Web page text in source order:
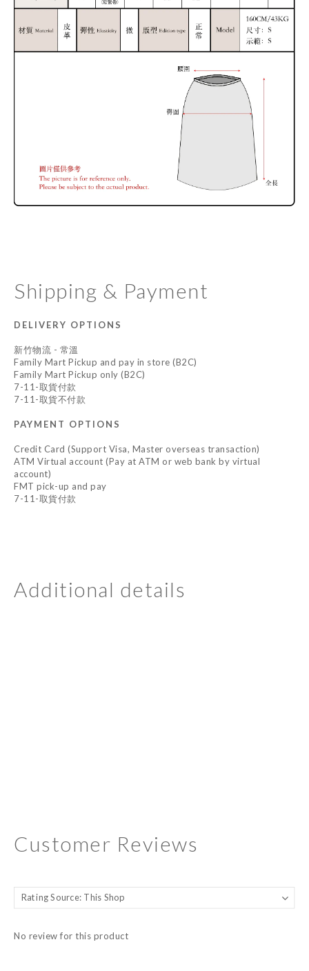
Shipping & Payment
DELIVERY OPTIONS
新竹物流 - 常溫
Family Mart Pickup and pay in store (B2C)
Family Mart Pickup only (B2C)
7-11-取貨付款
7-11-取貨不付款
PAYMENT OPTIONS
Credit Card (Support Visa, Master overseas transaction)
ATM Virtual account (Pay at ATM or web bank by virtual
account)
FMT pick-up and pay
7-11-取貨付款
Additional details
Customer Reviews
No review for this product